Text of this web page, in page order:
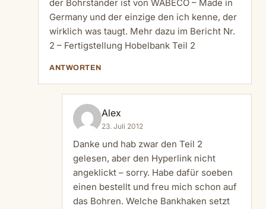
der Bohrständer ist von WABECO – Made in
Germany und der einzige den ich kenne, der
wirklich was taugt. Mehr dazu im Bericht Nr.
2 – Fertigstellung Hobelbank Teil 2
ANTWORTEN
Alex
23. Juli 2012
Danke und hab zwar den Teil 2
gelesen, aber den Hyperlink nicht
angeklickt – sorry. Habe dafür soeben
einen bestellt und freu mich schon auf
das Bohren. Welche Bankhaken setzt